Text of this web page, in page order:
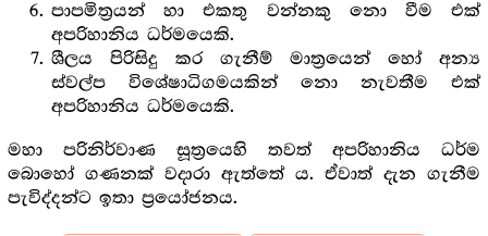
පාපමිත්‍ර‍යන් හා එකතු වන්නකු නො වීම එක්
අපරිහානිය ධර්මයෙකි.
ශීලය පිරිසිදු කර ගැනීම් මාත්‍රයෙන් හෝ අන්‍ය
ස්වල්ප විශේෂාධිගමයකින් නො නැවතීම එක්
අපරිහානිය ධර්මයෙකි.
මහා පරිනිර්වාණ සූත්‍රයෙහි තවත් අපරිහානිය ධර්ම
බොහෝ ගණනක් වදාරා ඇත්තේ ය. ඒවාත් දැන ගැනීම
පැවිද්දන්ට ඉතා ප්‍රයෝජනය.